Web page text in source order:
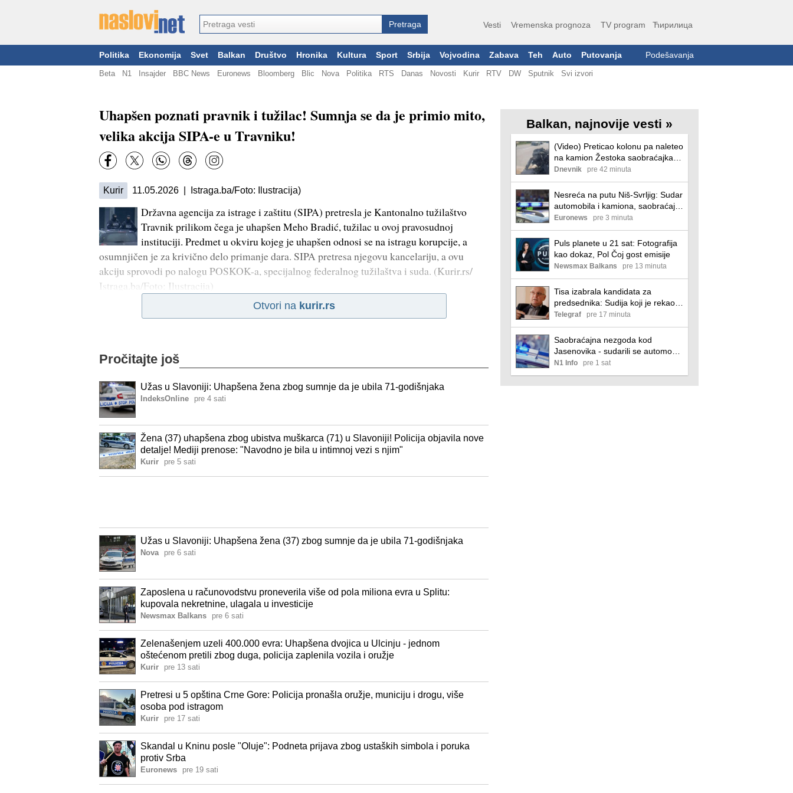
Vesti Vremenska prognoza TV program Ћирилица
Politika Ekonomija Svet Balkan Društvo Hronika Kultura Sport Srbija Vojvodina Zabava Teh Auto Putovanja Podešavanja
Beta N1 Insajder BBC News Euronews Bloomberg Blic Nova Politika RTS Danas Novosti Kurir RTV DW Sputnik Svi izvori
Uhapšen poznati pravnik i tužilac! Sumnja se da je primio mito,
velika akcija SIPA-e u Travniku!
Kurir 11.05.2026 | Istraga.ba/Foto: Ilustracija)
Državna agencija za istrage i zaštitu (SIPA) pretresla je Kantonalno tužilaštvo
Travnik prilikom čega je uhapšen Meho Bradić, tužilac u ovoj pravosudnoj
instituciji. Predmet u okviru kojeg je uhapšen odnosi se na istragu korupcije, a
osumnjičen je za krivično delo primanje dara. SIPA pretresa njegovu kancelariju, a ovu
akciju sprovodi po nalogu POSKOK-a, specijalnog federalnog tužilaštva i suda. (Kurir.rs/
Istraga.ba/Foto: Ilustracija)
Otvori na kurir.rs
Pročitajte još
Užas u Slavoniji: Uhapšena žena zbog sumnje da je ubila 71-godišnjaka
IndeksOnline pre 4 sati
Žena (37) uhapšena zbog ubistva muškarca (71) u Slavoniji! Policija objavila nove
detalje! Mediji prenose: "Navodno je bila u intimnoj vezi s njim"
Kurir pre 5 sati
Užas u Slavoniji: Uhapšena žena (37) zbog sumnje da je ubila 71-godišnjaka
Nova pre 6 sati
Zaposlena u računovodstvu proneverila više od pola miliona evra u Splitu:
kupovala nekretnine, ulagala u investicije
Newsmax Balkans pre 6 sati
Zelenašenjem uzeli 400.000 evra: Uhapšena dvojica u Ulcinju - jednom
oštećenom pretili zbog duga, policija zaplenila vozila i oružje
Kurir pre 13 sati
Pretresi u 5 opština Crne Gore: Policija pronašla oružje, municiju i drogu, više
osoba pod istragom
Kurir pre 17 sati
Skandal u Kninu posle "Oluje": Podneta prijava zbog ustaških simbola i poruka
protiv Srba
Euronews pre 19 sati
Balkan, najnovije vesti »
(Video) Preticao kolonu pa naleteo
na kamion Žestoka saobraćajka
na magistralnom putu Svrljig–Niš,
samo udo je spasilo vozača
automobila
Dnevnik pre 42 minuta
Nesreća na putu Niš-Svrljig: Sudar
automobila i kamiona, saobraćaj
delimično obustavljen
Euronews pre 3 minuta
Puls planete u 21 sat: Fotografija
kao dokaz, Pol Čoj gost emisije
Newsmax Balkans pre 13 minuta
Tisa izabrala kandidata za
predsednika: Sudija koji je rekao
"ne" Orbanu
Telegraf pre 17 minuta
Saobraćajna nezgoda kod
Jasenovika - sudarili se automobil
i teretno vozilo
N1 Info pre 1 sat